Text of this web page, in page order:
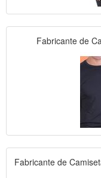
Fabricante de
Fabricante de